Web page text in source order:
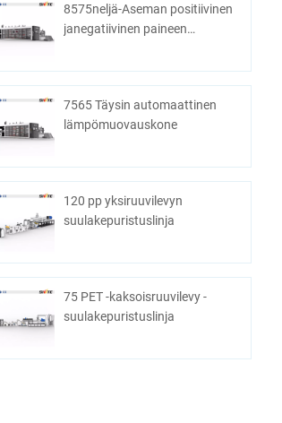
8575neljä-Aseman positiivinen
janegatiivinen paineen
7565 Täysin automaattinen
lämpömuovauskone
120 pp yksiruuvilevyn
suulakepuristuslinja
75 PET -kaksoisruuvilevy -
suulakepuristuslinja